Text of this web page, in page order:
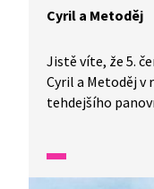
Cyril a Metoděj
Jistě víte, že 5.
Cyril a Metoděj v
tehdejšího
písmo i přeložit